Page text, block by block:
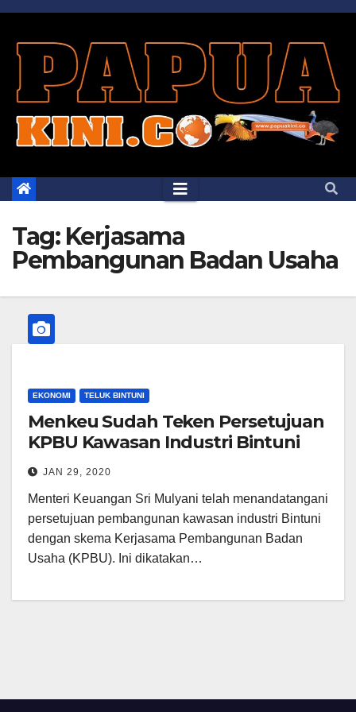
Skip
content
Tag: Kerjasama
Pembangunan Badan Usaha
EKONOMI TELUK BINTUNI
Menkeu Sudah Teken Persetujuan
KPBU Kawasan Industri Bintuni
JAN 29, 2020
Menteri Keuangan Sri Mulyani telah menandatangani
persetujuan pembangunan kawasan industri Bintuni
dengan skema Kerjasama Pembangunan Badan
Usaha (KPBU). Ini dikatakan…